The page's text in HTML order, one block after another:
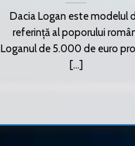
Dacia Logan este modelul
referință al poporului
Loganul de 5.000 de euro
[...]